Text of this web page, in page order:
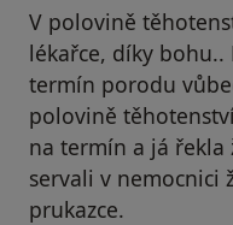
V polovině
lékařce, díky
termín porodu
polovině
na termín a já řekla
servali v nemocnici
prukazce.